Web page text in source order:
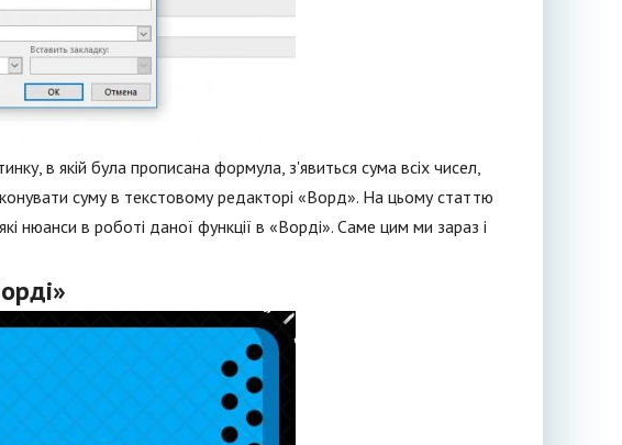
в якій була прописана формула, з'явиться сума всіх чисел,
суму в текстовому редакторі «Ворд». На цьому статтю
нюанси в роботі даної функції в «Ворді». Саме цим ми зараз і